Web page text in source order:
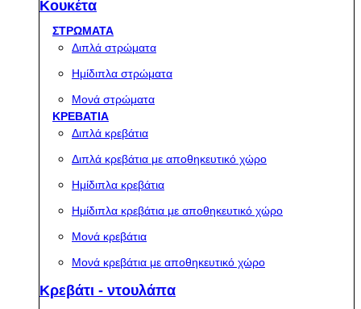
Κουκέτα
ΣΤΡΩΜΑΤΑ
Διπλά στρώματα
Ημίδιπλα στρώματα
Μονά στρώματα
ΚΡΕΒΑΤΙΑ
Διπλά κρεβάτια
Διπλά κρεβάτια με αποθηκευτικό χώρο
Ημίδιπλα κρεβάτια
Ημίδιπλα κρεβάτια με αποθηκευτικό χώρο
Μονά κρεβάτια
Μονά κρεβάτια με αποθηκευτικό χώρο
Κρεβάτι - ντουλάπα